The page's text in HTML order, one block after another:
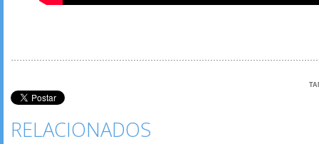
RELACIONADOS